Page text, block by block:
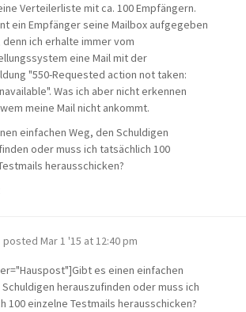
Verteilerliste mit ca. 100 Empfängern.
ein Empfänger seine Mailbox aufgegeben
denn ich erhalte immer vom
eine Mail mit der
"550-Requested action not taken:
Was ich aber nicht erkennen
meine Mail nicht ankommt.
einfachen Weg, den Schuldigen
oder muss ich tatsächlich 100
herausschicken?
posted Mar 1 '15 at 12:40 pm
es einen einfachen
herauszufinden oder muss ich
100 einzelne Testmails herausschicken?